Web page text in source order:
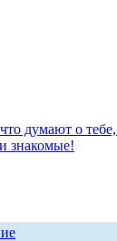
думают о
знакомые!